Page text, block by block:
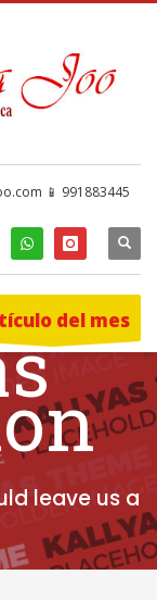
📱 991883445
del mes
leave us a